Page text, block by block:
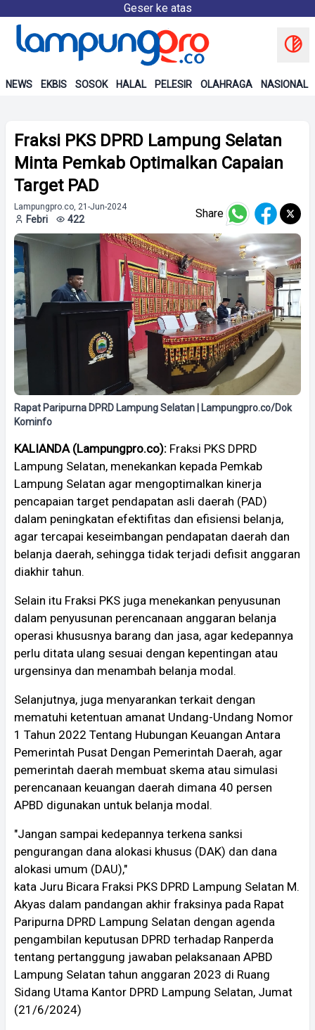
Geser ke atas
NEWS EKBIS SOSOK HALAL PELESIR OLAHRAGA NASIONAL
Fraksi PKS DPRD Lampung Selatan
Minta Pemkab Optimalkan Capaian
Target PAD
Lampungpro.co, 21-Jun-2024
Febri 422 Share
Rapat Paripurna DPRD Lampung Selatan | Lampungpro.co/Dok
Kominfo
KALIANDA (Lampungpro.co): Fraksi PKS DPRD
Lampung Selatan, menekankan kepada Pemkab
Lampung Selatan agar mengoptimalkan kinerja
pencapaian target pendapatan asli daerah (PAD)
dalam peningkatan efektifitas dan efisiensi belanja,
agar tercapai keseimbangan pendapatan daerah dan
belanja daerah, sehingga tidak terjadi defisit anggaran
diakhir tahun.
Selain itu Fraksi PKS juga menekankan penyusunan
dalam penyusunan perencanaan anggaran belanja
operasi khususnya barang dan jasa, agar kedepannya
perlu ditata ulang sesuai dengan kepentingan atau
urgensinya dan menambah belanja modal.
Selanjutnya, juga menyarankan terkait dengan
mematuhi ketentuan amanat Undang-Undang Nomor
1 Tahun 2022 Tentang Hubungan Keuangan Antara
Pemerintah Pusat Dengan Pemerintah Daerah, agar
pemerintah daerah membuat skema atau simulasi
perencanaan keuangan daerah dimana 40 persen
APBD digunakan untuk belanja modal.
"Jangan sampai kedepannya terkena sanksi
pengurangan dana alokasi khusus (DAK) dan dana
alokasi umum (DAU),"
kata Juru Bicara Fraksi PKS DPRD Lampung Selatan M.
Akyas dalam pandangan akhir fraksinya pada Rapat
Paripurna DPRD Lampung Selatan dengan agenda
pengambilan keputusan DPRD terhadap Ranperda
tentang pertanggung jawaban pelaksanaan APBD
Lampung Selatan tahun anggaran 2023 di Ruang
Sidang Utama Kantor DPRD Lampung Selatan, Jumat
(21/6/2024)